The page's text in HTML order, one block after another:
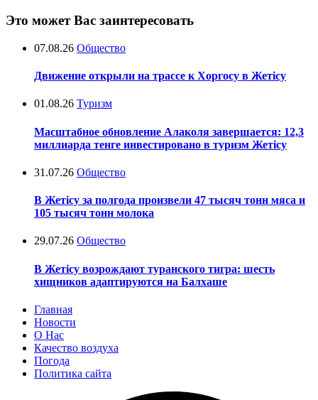
Это может Вас заинтересовать
07.08.26 Общество
Движение открыли на трассе к Хоргосу в Жетісу
01.08.26 Туризм
Масштабное обновление Алаколя завершается: 12,3
миллиарда тенге инвестировано в туризм Жетісу
31.07.26 Общество
В Жетісу за полгода произвели 47 тысяч тонн мяса и
105 тысяч тонн молока
29.07.26 Общество
В Жетісу возрождают туранского тигра: шесть
хищников адаптируются на Балхаше
Главная
Новости
О Нас
Качество воздуха
Погода
Политика сайта